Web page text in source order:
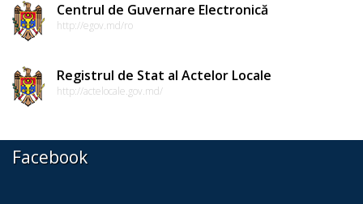
Linia
pentru
Transparență
Centrul de Guvernare Electronică
http://egov.md/ro
Registrul de Stat al Actelor Locale
http://actelocale.gov.md/
Facebook